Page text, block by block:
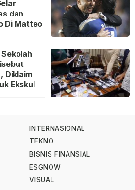
dan
Di Matteo
Diklaim
Ekskul
INTERNASIONAL
TEKNO
BISNIS FINANSIAL
ESGNOW
VISUAL